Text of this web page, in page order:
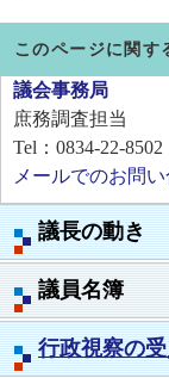
議長の動き
議員名簿
行政視察の
このページに関す
議会事務局
庶務調査担当
Tel：0834-22-8502
メールでのお問